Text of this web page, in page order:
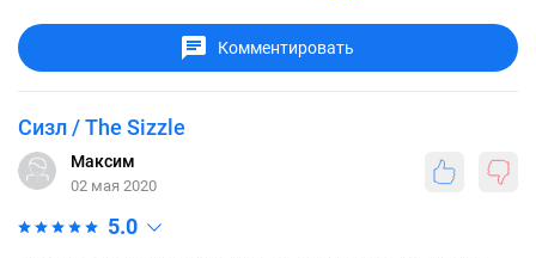
Комментировать
Сизл / The Sizzle
Максим
02 мая 2020
5.0